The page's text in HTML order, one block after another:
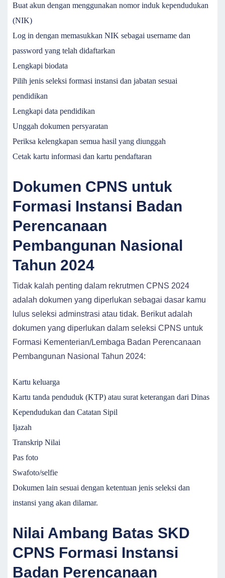
Buat akun dengan menggunakan nomor induk kependudukan
(NIK)
Log in dengan memasukkan NIK sebagai username dan
password yang telah didaftarkan
Lengkapi biodata
Pilih jenis seleksi formasi instansi dan jabatan sesuai
pendidikan
Lengkapi data pendidikan
Unggah dokumen persyaratan
Periksa kelengkapan semua hasil yang diunggah
Cetak kartu informasi dan kartu pendaftaran
Dokumen CPNS untuk
Formasi Instansi Badan
Perencanaan
Pembangunan Nasional
Tahun 2024
Tidak kalah penting dalam rekrutmen CPNS 2024
adalah dokumen yang diperlukan sebagai dasar kamu
lulus seleksi adminstrasi atau tidak. Berikut adalah
dokumen yang diperlukan dalam seleksi CPNS untuk
Formasi Kementerian/Lembaga Badan Perencanaan
Pembangunan Nasional Tahun 2024:
Kartu keluarga
Kartu tanda penduduk (KTP) atau surat keterangan dari Dinas
Kependudukan dan Catatan Sipil
Ijazah
Transkrip Nilai
Pas foto
Swafoto/selfie
Dokumen lain sesuai dengan ketentuan jenis seleksi dan
instansi yang akan dilamar.
Nilai Ambang Batas SKD
CPNS Formasi Instansi
Badan Perencanaan